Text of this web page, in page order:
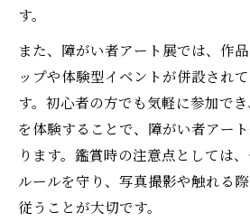
す。
また、障がい者アート展では、作
ップや体験型イベントが併設され
す。初心者の方でも気軽に参加で
を体験することで、障がい者アー
ります。鑑賞時の注意点としては
ルールを守り、写真撮影や触れる
従うことが大切です。